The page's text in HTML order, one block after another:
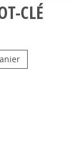
CLÉ